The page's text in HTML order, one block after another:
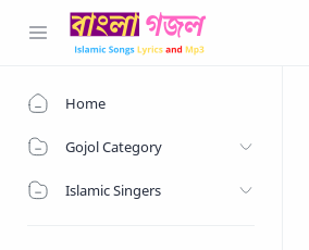
Home
Gojol Category
Islamic Singers